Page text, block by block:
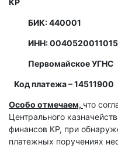
КР
БИК: 440001
ИНН:
Первомайское УГНС
Код платежа – 14511900
Особо отмечаем, что
Центрального
финансов КР, при
платежных поручениях